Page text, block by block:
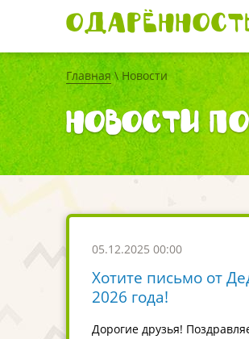
Главная\ Новости
Новости
05.12.2025 00:00
Хотите письмо от
2026 года!
Дорогие друзья!